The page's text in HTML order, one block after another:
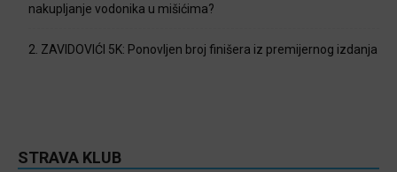
nakupljanje vodonika u mišićima?
2. ZAVIDOVIĆI 5K: Ponovljen broj finišera iz premijernog izdanja
STRAVA KLUB